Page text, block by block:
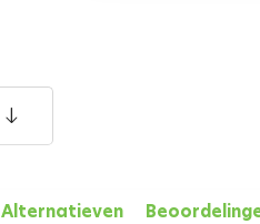
Alternatieven